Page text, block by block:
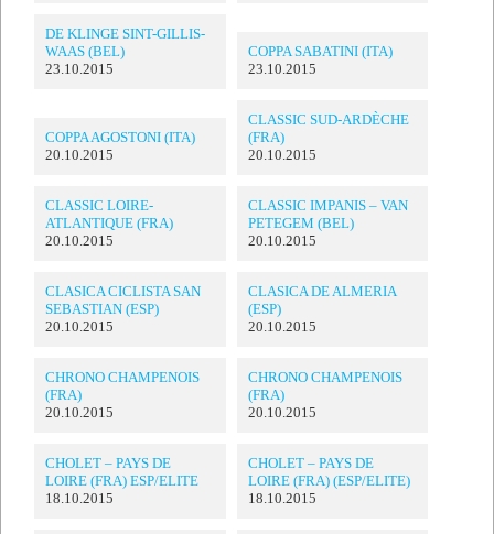
DE KLINGE SINT-GILLIS-
WAAS (BEL)
23.10.2015
COPPA SABATINI (ITA)
23.10.2015
COPPA AGOSTONI (ITA)
20.10.2015
CLASSIC SUD-ARDÈCHE
(FRA)
20.10.2015
CLASSIC LOIRE-
ATLANTIQUE (FRA)
20.10.2015
CLASSIC IMPANIS – VAN
PETEGEM (BEL)
20.10.2015
CLASICA CICLISTA SAN
SEBASTIAN (ESP)
20.10.2015
CLASICA DE ALMERIA
(ESP)
20.10.2015
CHRONO CHAMPENOIS
(FRA)
20.10.2015
CHRONO CHAMPENOIS
(FRA)
20.10.2015
CHOLET – PAYS DE
LOIRE (FRA) ESP/ELITE
18.10.2015
CHOLET – PAYS DE
LOIRE (FRA) (ESP/ELITE)
18.10.2015